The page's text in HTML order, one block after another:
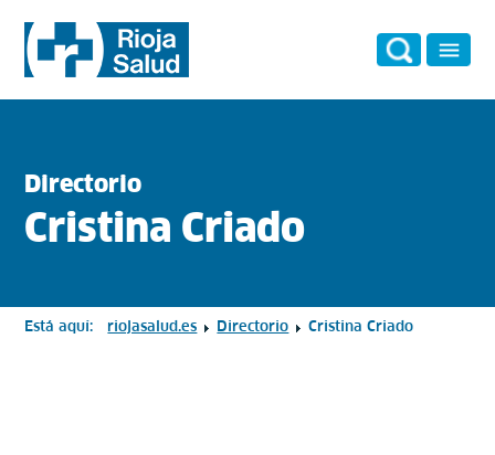
Directorio
Cristina Criado
Está aquí: riojasalud.es Directorio Cristina Criado